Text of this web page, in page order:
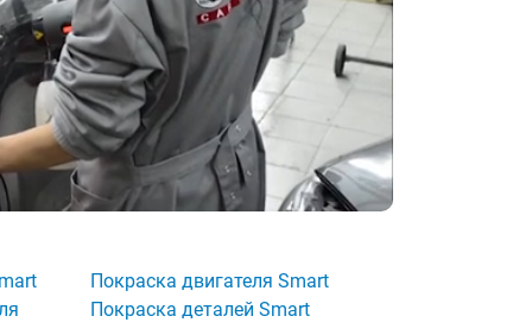
Покраска двигателя Smart
Покраска деталей Smart